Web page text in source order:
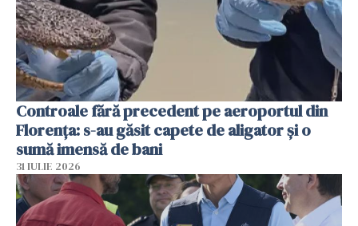
Controale fără precedent pe aeroportul din
Florența: s-au găsit capete de aligator și o
sumă imensă de bani
31 IULIE 2026